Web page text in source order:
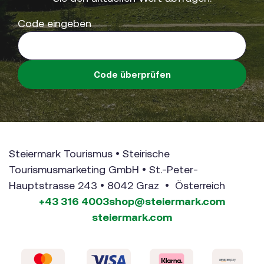
Code eingeben
Code überprüfen
Steiermark Tourismus • Steirische
Tourismusmarketing GmbH • St.-Peter-
Hauptstrasse 243 • 8042 Graz • Österreich
+43 316 4003shop@steiermark.com
steiermark.com